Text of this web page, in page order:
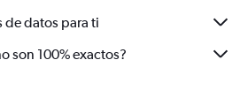
de datos para ti
son 100% exactos?